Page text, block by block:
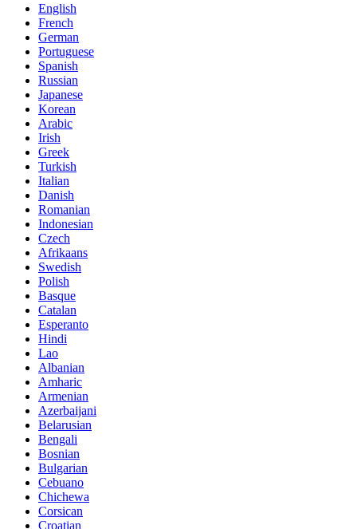
English
French
German
Portuguese
Spanish
Russian
Japanese
Korean
Arabic
Irish
Greek
Turkish
Italian
Danish
Romanian
Indonesian
Czech
Afrikaans
Swedish
Polish
Basque
Catalan
Esperanto
Hindi
Lao
Albanian
Amharic
Armenian
Azerbaijani
Belarusian
Bengali
Bosnian
Bulgarian
Cebuano
Chichewa
Corsican
Croatian